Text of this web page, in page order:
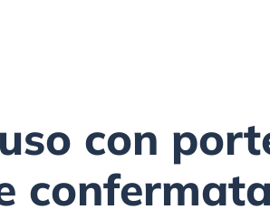
con
confermata